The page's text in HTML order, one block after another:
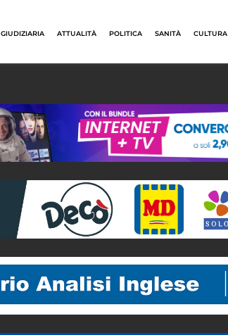
GIUDIZIARIA ATTUALITÀ POLITICA SANITÀ CULTURA